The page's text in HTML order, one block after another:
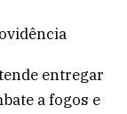
entregar
a fogos e